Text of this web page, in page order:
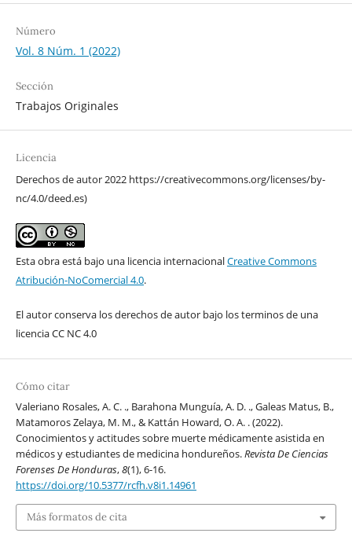
Número
Vol. 8 Núm. 1 (2022)
Sección
Trabajos Originales
Licencia
Derechos de autor 2022 https://creativecommons.org/licenses/by-
nc/4.0/deed.es)
Esta obra está bajo una licencia internacionalCreative Commons
Atribución-NoComercial 4.0.
El autor conserva los derechos de autor bajo los terminos de una
licencia CC NC 4.0
Cómo citar
Valeriano Rosales, A. C. ., Barahona Munguía, A. D. ., Galeas Matus, B.,
Matamoros Zelaya, M. M., & Kattán Howard, O. A. . (2022).
Conocimientos y actitudes sobre muerte médicamente asistida en
médicos y estudiantes de medicina hondureños.Revista De Ciencias
Forenses De Honduras,8(1), 6-16.
https://doi.org/10.5377/rcfh.v8i1.14961
Más formatos de cita